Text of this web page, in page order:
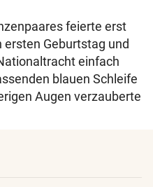
feierte erst
Geburtstag und
einfach
blauen Schleife
Augen verzauberte